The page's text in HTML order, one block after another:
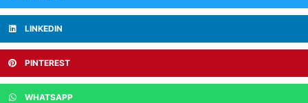
LINKEDIN
PINTEREST
WHATSAPP